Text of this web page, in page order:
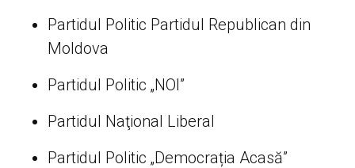
Partidul Politic Partidul Republican din
Moldova
Partidul Politic „NOI”
Partidul Naţional Liberal
Partidul Politic „Democrația Acasă”